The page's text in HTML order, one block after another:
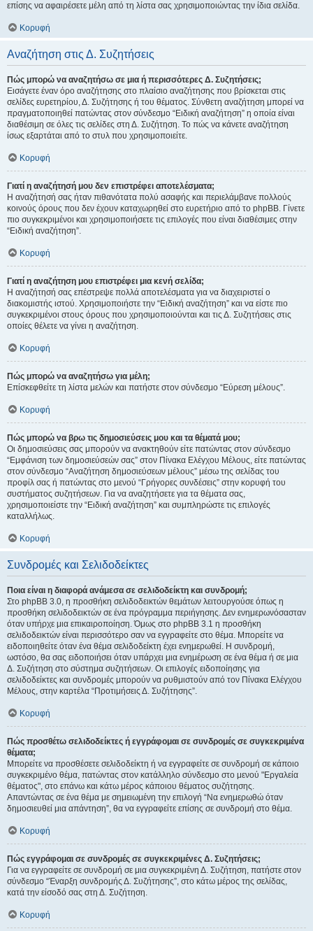
επίσης να αφαιρέσετε μέλη από τη λίστα σας χρησιμοποιώντας την ίδια σελίδα.
Κορυφή
Αναζήτηση στις Δ. Συζητήσεις
Πώς μπορώ να αναζητήσω σε μια ή περισσότερες Δ. Συζητήσεις;
Εισάγετε έναν όρο αναζήτησης στο πλαίσιο αναζήτησης που βρίσκεται στις
σελίδες ευρετηρίου, Δ. Συζήτησης ή του θέματος. Σύνθετη αναζήτηση μπορεί να
πραγματοποιηθεί πατώντας στον σύνδεσμο “Ειδική αναζήτηση” η οποία είναι
διαθέσιμη σε όλες τις σελίδες στη Δ. Συζήτηση. Το πώς να κάνετε αναζήτηση
ίσως εξαρτάται από το στυλ που χρησιμοποιείτε.
Κορυφή
Γιατί η αναζήτησή μου δεν επιστρέφει αποτελέσματα;
Η αναζήτησή σας ήταν πιθανότατα πολύ ασαφής και περιελάμβανε πολλούς
κοινούς όρους που δεν έχουν καταχωρηθεί στο ευρετήριο από το phpBB. Γίνετε
πιο συγκεκριμένοι και χρησιμοποιήσετε τις επιλογές που είναι διαθέσιμες στην
“Ειδική αναζήτηση”.
Κορυφή
Γιατί η αναζήτηση μου επιστρέφει μια κενή σελίδα;
Η αναζήτησή σας επέστρεψε πολλά αποτελέσματα για να διαχειριστεί ο
διακομιστής ιστού. Χρησιμοποιήστε την “Ειδική αναζήτηση” και να είστε πιο
συγκεκριμένοι στους όρους που χρησιμοποιούνται και τις Δ. Συζητήσεις στις
οποίες θέλετε να γίνει η αναζήτηση.
Κορυφή
Πώς μπορώ να αναζητήσω για μέλη;
Επίσκεφθείτε τη λίστα μελών και πατήστε στον σύνδεσμο “Εύρεση μέλους”.
Κορυφή
Πώς μπορώ να βρω τις δημοσιεύσεις μου και τα θέματά μου;
Οι δημοσιεύσεις σας μπορούν να ανακτηθούν είτε πατώντας στον σύνδεσμο
“Εμφάνιση των δημοσιεύσεών σας” στον Πίνακα Ελέγχου Μέλους, είτε πατώντας
στον σύνδεσμο “Αναζήτηση δημοσιεύσεων μέλους” μέσω της σελίδας του
προφίλ σας ή πατώντας στο μενού “Γρήγορες συνδέσεις” στην κορυφή του
συστήματος συζητήσεων. Για να αναζητήσετε για τα θέματα σας,
χρησιμοποιείστε την “Ειδική αναζήτηση” και συμπληρώστε τις επιλογές
καταλλήλως.
Κορυφή
Συνδρομές και Σελιδοδείκτες
Ποια είναι η διαφορά ανάμεσα σε σελιδοδείκτη και συνδρομή;
Στο phpBB 3.0, η προσθήκη σελιδοδεικτών θεμάτων λειτουργούσε όπως η
προσθήκη σελιδοδεικτών σε ένα πρόγραμμα περιήγησης. Δεν ενημερωνόσασταν
όταν υπήρχε μια επικαιροποίηση. Όμως στο phpBB 3.1 η προσθήκη
σελιδοδεικτών είναι περισσότερο σαν να εγγραφείτε στο θέμα. Μπορείτε να
ειδοποιηθείτε όταν ένα θέμα σελιδοδείκτη έχει ενημερωθεί. Η συνδρομή,
ωστόσο, θα σας ειδοποιήσει όταν υπάρχει μια ενημέρωση σε ένα θέμα ή σε μια
Δ. Συζήτηση στο σύστημα συζητήσεων. Οι επιλογές ειδοποίησης για
σελιδοδείκτες και συνδρομές μπορούν να ρυθμιστούν από τον Πίνακα Ελέγχου
Μέλους, στην καρτέλα “Προτιμήσεις Δ. Συζήτησης”.
Κορυφή
Πώς προσθέτω σελιδοδείκτες ή εγγράφομαι σε συνδρομές σε συγκεκριμένα
θέματα;
Μπορείτε να προσθέσετε σελιδοδείκτη ή να εγγραφείτε σε συνδρομή σε κάποιο
συγκεκριμένο θέμα, πατώντας στον κατάλληλο σύνδεσμο στο μενού "Εργαλεία
θέματος", στο επάνω και κάτω μέρος κάποιου θέματος συζήτησης.
Απαντώντας σε ένα θέμα με σημειωμένη την επιλογή “Να ενημερωθώ όταν
δημοσιευθεί μια απάντηση”, θα να εγγραφείτε επίσης σε συνδρομή στο θέμα.
Κορυφή
Πώς εγγράφομαι σε συνδρομές σε συγκεκριμένες Δ. Συζητήσεις;
Για να εγγραφείτε σε συνδρομή σε μια συγκεκριμένη Δ. Συζήτηση, πατήστε στον
σύνδεσμο “Έναρξη συνδρομής Δ. Συζήτησης”, στο κάτω μέρος της σελίδας,
κατά την είσοδό σας στη Δ. Συζήτηση.
Κορυφή